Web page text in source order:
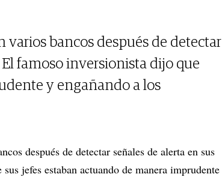
bancos después de detectar
famoso inversionista dijo que
y engañando a los
después de detectar señales de alerta en sus
jefes estaban actuando de manera imprudente